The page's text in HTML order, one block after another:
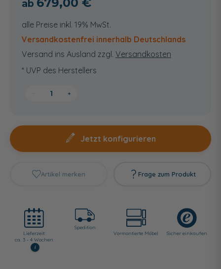
alle Preise inkl. 19% MwSt.
Versandkostenfrei innerhalb Deutschlands
Versand ins Ausland zzgl. Versandkosten
* UVP des Herstellers
+
Jetzt konfigurieren
Artikel merken Frage zum Produkt
Lieferzeit:
ca. 3 - 4 Wochen
i
Spedition
Vormontierte Möbel
Sicher einkaufen